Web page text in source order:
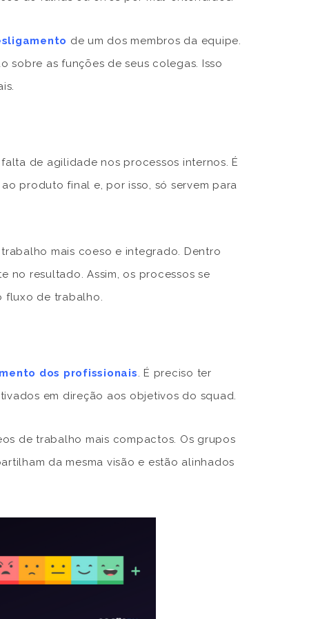
de um dos membros da equipe.
sobre as funções de seus colegas. Isso
de agilidade nos processos internos. É
produto final e, por isso, só servem para
mais coeso e integrado. Dentro
no resultado. Assim, os processos se
fluxo de trabalho.
dos profissionais. É preciso ter
em direção aos objetivos do squad.
de trabalho mais compactos. Os grupos
da mesma visão e estão alinhados